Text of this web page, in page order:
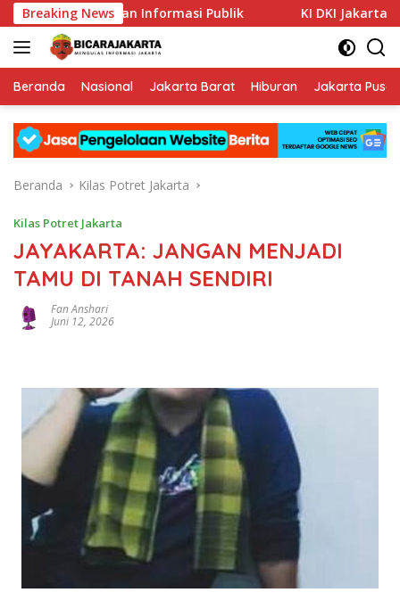
Langsung
ke
konten
Breaking News
Keterbukaan Informasi Publik KI DKI Jakarta : PT
Beranda Nasional Jakarta Barat Hiburan Jakarta Pusat
Beranda Kilas Potret Jakarta
Kilas Potret Jakarta
JAYAKARTA: JANGAN MENJADI
TAMU DI TANAH SENDIRI
Fan Anshari
Juni 12, 2026